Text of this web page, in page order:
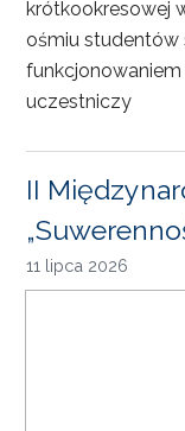
krótkookresowej
ośmiu studentów
uczestniczy
II
11 lipca 2026